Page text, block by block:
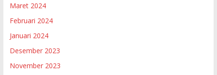
Maret 2024
Februari 2024
Januari 2024
Desember 2023
November 2023